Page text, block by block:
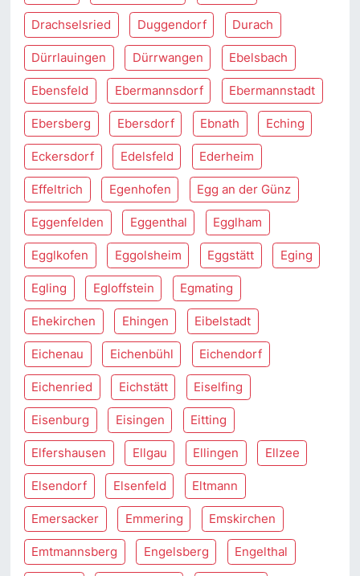
Drachselsried Duggendorf Durach
Dürrlauingen Dürrwangen Ebelsbach
Ebensfeld Ebermannsdorf Ebermannstadt
Ebersberg Ebersdorf Ebnath Eching
Eckersdorf Edelsfeld Ederheim
Effeltrich Egenhofen Egg an der Günz
Eggenfelden Eggenthal Egglham
Egglkofen Eggolsheim Eggstätt Eging
Egling Egloffstein Egmating
Ehekirchen Ehingen Eibelstadt
Eichenau Eichenbühl Eichendorf
Eichenried Eichstätt Eiselfing
Eisenburg Eisingen Eitting
Elfershausen Ellgau Ellingen Ellzee
Elsendorf Elsenfeld Eltmann
Emersacker Emmering Emskirchen
Emtmannsberg Engelsberg Engelthal